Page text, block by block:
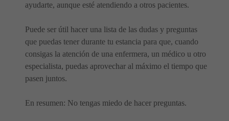
ayudarte, aunque esté atendiendo a otros pacientes.
Puede ser útil hacer una lista de las dudas y preguntas
que puedas tener durante tu estancia para que, cuando
consigas la atención de una enfermera, un médico u otro
especialista, puedas aprovechar al máximo el tiempo que
pasen juntos.
En resumen: No tengas miedo de hacer preguntas.